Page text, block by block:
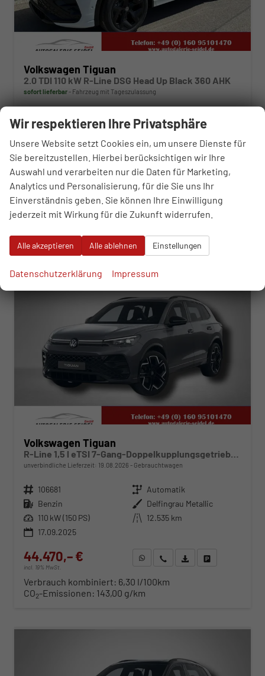
Volkswagen Tiguan
2.0 TDI 110 kW R-Line DSG Head Up Black 360 AHK
sofort lieferbar Fahrzeug mit Tageszulassung
Kraftstoff Diesel Außenfarbe Purewhite
Leistung 110 kW (150 PS) Kilometerstand 10 km
01.04.2026
44.290,– €
incl. 19% MwSt.
WhatsApp anfragen
Wir rufen Sie anFahrzeugexposé (PDF)
Fahrzeug parken
Verbrauch kombiniert:
CO -Klasse:E
ab 452,– € mtl.
Volkswagen Tiguan
R-Line 1,5 l eTSI 7-Gang-Doppelkupplungsgetriebe DSG
unverbindliche Lieferzeit: 19.08.2026 Gebrauchtwagen
Fahrzeugnr. 106681 Getriebe Automatik
Kraftstoff Benzin Außenfarbe Delfingrau Metallic
Leistung 110 kW (150 PS) Kilometerstand 12.535 km
17.09.2025
44.470,– €
incl. 19% MwSt.
WhatsApp anfragen
Wir rufen Sie anFahrzeugexposé (PDF)
Verbrauch kombiniert: 6,30 l/100km
CO2-Emissionen: 143,00 g/km
Wir respektieren Ihre Privatsphäre
Unsere Website setzt Cookies ein, um unsere Dienste für
Sie bereitzustellen. Hierbei berücksichtigen wir Ihre
Auswahl und verarbeiten nur die Daten für Marketing,
Analytics und Personalisierung, für die Sie uns Ihr
Einverständnis geben. Sie können Ihre Einwilligung
jederzeit mit Wirkung für die Zukunft widerrufen.
Alle akzeptieren Alle ablehnen Einstellungen
Datenschutzerklärung Impressum